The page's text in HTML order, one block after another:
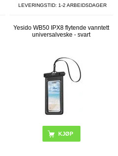
LEVERINGSTID: 1-2 ARBEIDSDAGER
Yesido WB50 IPX8 flytende vanntett
universalveske - svart